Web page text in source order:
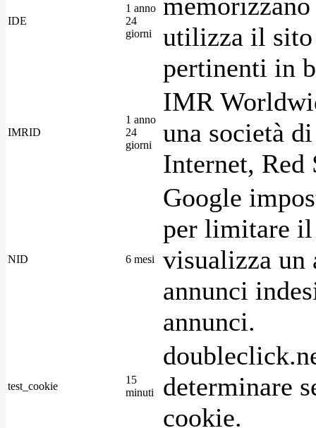
IDE
1 anno
24
giorni
utilizza il sito
pertinenti in
IMRID
1 anno
24
giorni
IMR
una società
Internet, Red
NID 6 mesi
Google
per limitare
visualizza un
annunci
annunci.
test_cookie
15
minuti
determinare
cookie.